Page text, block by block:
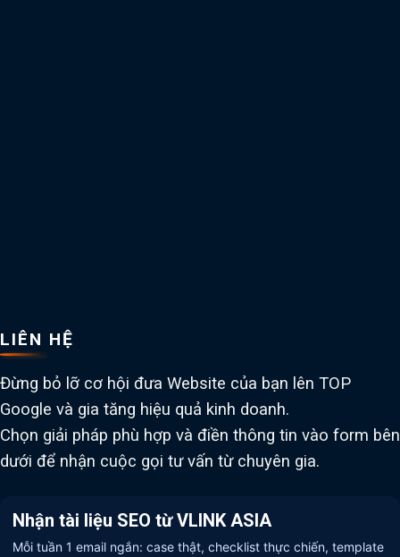
LIÊN HỆ
Đừng bỏ lỡ cơ hội đưa Website của bạn lên TOP
Google và gia tăng hiệu quả kinh doanh.
Chọn giải pháp phù hợp và điền thông tin vào form bên
dưới để nhận cuộc gọi tư vấn từ chuyên gia.
Nhận tài liệu SEO từ VLINK ASIA
Mỗi tuần 1 email ngắn: case thật, checklist thực chiến, template